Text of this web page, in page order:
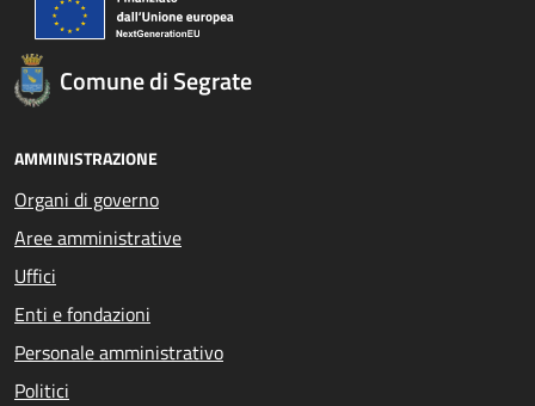
Comune di Segrate
AMMINISTRAZIONE
Organi di governo
Aree amministrative
Uffici
Enti e fondazioni
Personale amministrativo
Politici